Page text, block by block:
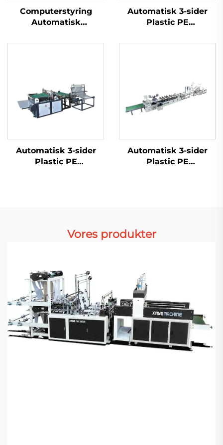
Computerstyring
Automatisk
HDPE LDPE Tøjpose
Automatisk 3-sider
Plastic PE
Maskine
Automatisk 3-sider
Plastic PE
Automatisk 3-sider
Plastic PE
Vores produkter